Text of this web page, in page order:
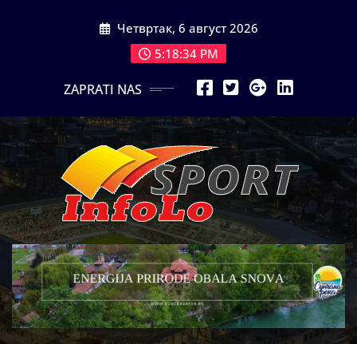
Четвртак, 6 август 2026
5:18:36 PM
ZAPRATI NAS